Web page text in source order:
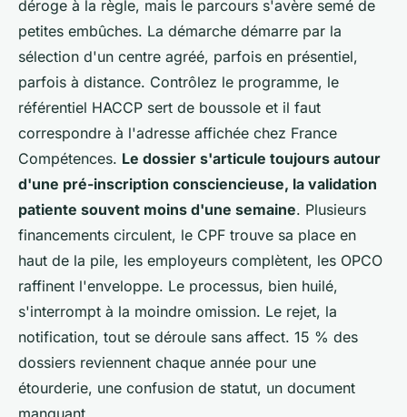
déroge à la règle, mais le parcours s'avère semé de
petites embûches. La démarche démarre par la
sélection d'un centre agréé, parfois en présentiel,
parfois à distance. Contrôlez le programme, le
référentiel HACCP sert de boussole et il faut
correspondre à l'adresse affichée chez France
Compétences. Le dossier s'articule toujours autour
d'une pré-inscription consciencieuse, la validation
patiente souvent moins d'une semaine. Plusieurs
financements circulent, le CPF trouve sa place en
haut de la pile, les employeurs complètent, les OPCO
raffinent l'enveloppe. Le processus, bien huilé,
s'interrompt à la moindre omission. Le rejet, la
notification, tout se déroule sans affect. 15 % des
dossiers reviennent chaque année pour une
étourderie, une confusion de statut, un document